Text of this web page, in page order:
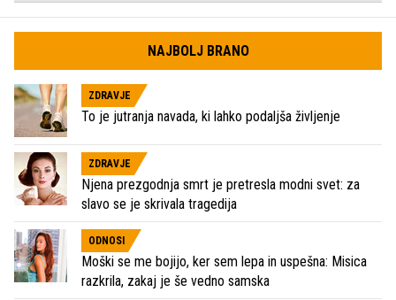
NAJBOLJ BRANO
ZDRAVJE
To je jutranja navada, ki lahko podaljša življenje
ZDRAVJE
Njena prezgodnja smrt je pretresla modni svet: za
slavo se je skrivala tragedija
ODNOSI
Moški se me bojijo, ker sem lepa in uspešna: Misica
razkrila, zakaj je še vedno samska